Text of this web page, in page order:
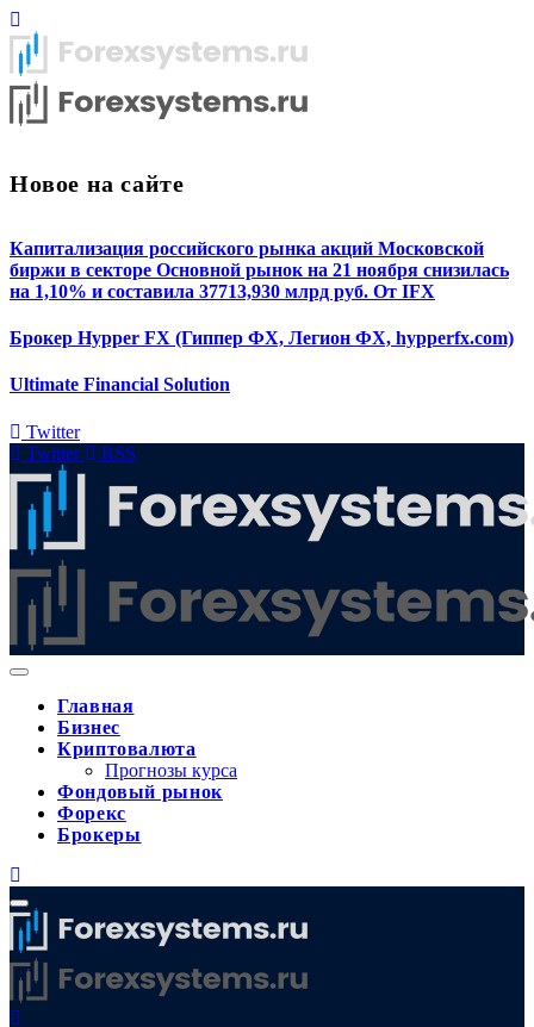
Новое на сайте
Капитализация российского рынка акций Московской
биржи в секторе Основной рынок на 21 ноября снизилась
на 1,10% и составила 37713,930 млрд руб. От IFX
Брокер Hypper FX (Гиппер ФХ, Легион ФХ, hypperfx.com)
Ultimate Financial Solution
Twitter
Twitter
RSS
Главная
Бизнес
Криптовалюта
Прогнозы курса
Фондовый рынок
Форекс
Брокеры